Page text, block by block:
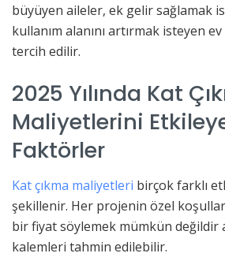
büyüyen aileler, ek gelir sağlamak
kullanım alanını artırmak isteyen
tercih edilir.
2025 Yılında Kat
Maliyetlerini
Faktörler
Kat çıkma maliyetleri birçok farklı
şekillenir. Her projenin özel
bir fiyat söylemek mümkün değildir
kalemleri tahmin edilebilir.